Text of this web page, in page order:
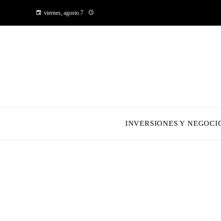
viernes, agosto 7
INVERSIONES Y